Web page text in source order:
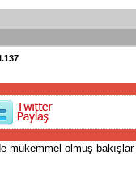
mükemmel olmuş